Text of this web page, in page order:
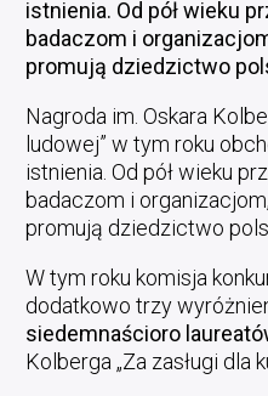
istnienia. Od pół wieku
badaczom i
promują dziedzictwo
Nagroda im. Oskara
ludowej” w tym roku
istnienia. Od pół wieku
badaczom i
promują dziedzictwo
W tym roku komisja
dodatkowo trzy
siedemnaścioro
Kolberga „Za zasługi dla